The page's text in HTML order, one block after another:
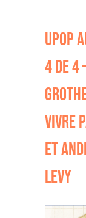
UPOP
4 DE 4
VIVRE
ET
LEVY